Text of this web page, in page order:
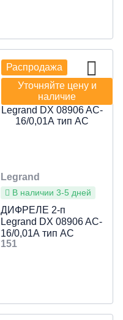
Распродажа
Уточняйте цену и
наличие
Legrand
В наличии 3-5 дней
ДИФРЕЛЕ 2-п
Legrand DX 08906 AC-
16/0,01А тип AC
151